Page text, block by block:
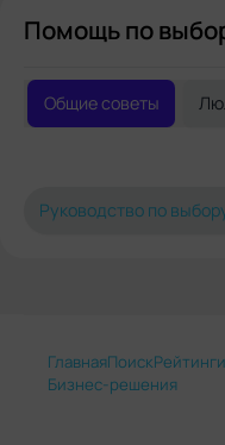
Помощь по
Общие советы
Руководство по
ГлавнаяПоискРейтинги
Бизнес-решения